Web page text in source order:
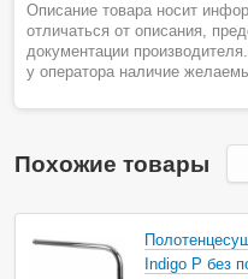
Описание товара носит
отличаться от описания,
документации
у оператора наличие
Похожие товары
Indigo P без